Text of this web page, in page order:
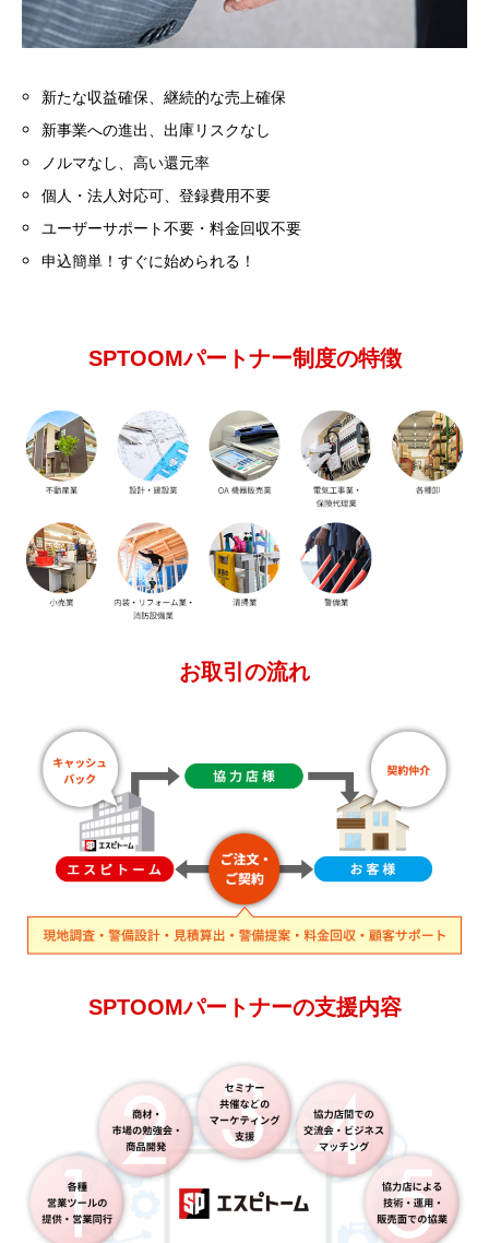
新たな収益確保、継続的な売上確保
新事業への進出、出庫リスクなし
ノルマなし、高い還元率
個人・法人対応可、登録費用不要
ユーザーサポート不要・料金回収不要
申込簡単！すぐに始められる！
SPTOOMパートナー制度の特徴
お取引の流れ
SPTOOMパートナーの支援内容